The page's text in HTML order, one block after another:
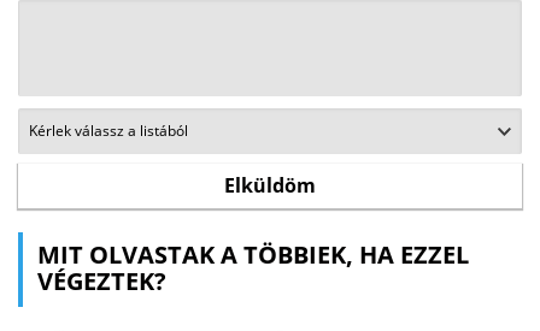
MIT OLVASTAK A TÖBBIEK, HA EZZEL
VÉGEZTEK?